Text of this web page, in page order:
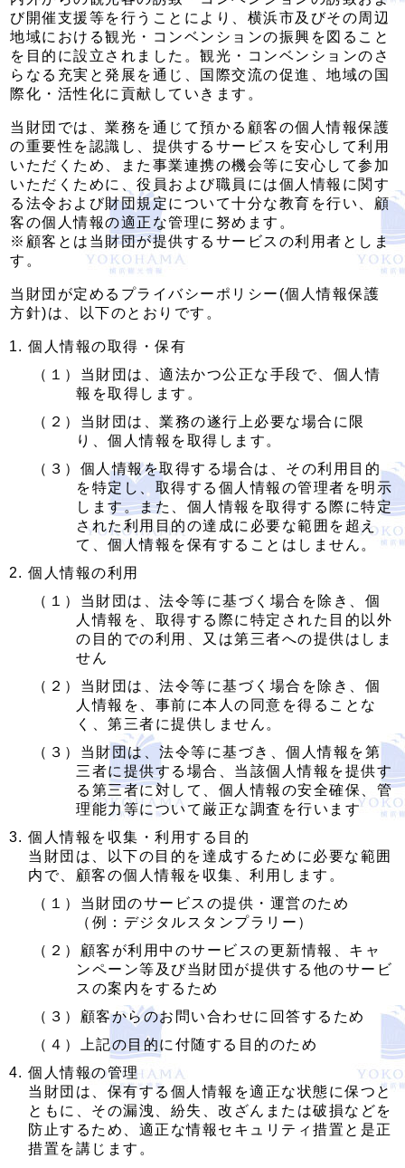
び開催支援等を行うことにより、横浜市及びその周辺
地域における観光・コンベンションの振興を図ること
を目的に設立されました。観光・コンベンションのさ
らなる充実と発展を通じ、国際交流の促進、地域の国
際化・活性化に貢献していきます。
当財団では、業務を通じて預かる顧客の個人情報保護
の重要性を認識し、提供するサービスを安心して利用
いただくため、また事業連携の機会等に安心して参加
いただくために、役員および職員には個人情報に関す
る法令および財団規定について十分な教育を行い、顧
客の個人情報の適正な管理に努めます。
※顧客とは当財団が提供するサービスの利用者としま
す。
当財団が定めるプライバシーポリシー(個人情報保護
方針)は、以下のとおりです。
個人情報の取得・保有
（１）当財団は、適法かつ公正な手段で、個人情
報を取得します。
（２）当財団は、業務の遂行上必要な場合に限
り、個人情報を取得します。
（３）個人情報を取得する場合は、その利用目的
を特定し、取得する個人情報の管理者を明示
します。また、個人情報を取得する際に特定
された利用目的の達成に必要な範囲を超え
て、個人情報を保有することはしません。
個人情報の利用
（１）当財団は、法令等に基づく場合を除き、個
人情報を、取得する際に特定された目的以外
の目的での利用、又は第三者への提供はしま
せん
（２）当財団は、法令等に基づく場合を除き、個
人情報を、事前に本人の同意を得ることな
く、第三者に提供しません。
（３）当財団は、法令等に基づき、個人情報を第
三者に提供する場合、当該個人情報を提供す
る第三者に対して、個人情報の安全確保、管
理能力等について厳正な調査を行います
個人情報を収集・利用する目的
当財団は、以下の目的を達成するために必要な範囲
内で、顧客の個人情報を収集、利用します。
（１）当財団のサービスの提供・運営のため
（例：デジタルスタンプラリー）
（２）顧客が利用中のサービスの更新情報、キャ
ンペーン等及び当財団が提供する他のサービ
スの案内をするため
（３）顧客からのお問い合わせに回答するため
（４）上記の目的に付随する目的のため
個人情報の管理
当財団は、保有する個人情報を適正な状態に保つと
ともに、その漏洩、紛失、改ざんまたは破損などを
防止するため、適正な情報セキュリティ措置と是正
措置を講じます。